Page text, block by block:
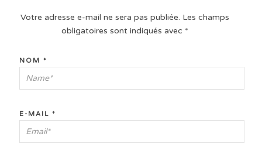
Votre adresse e-mail ne sera pas publiée. Les champs
obligatoires sont indiqués avec *
NOM *
E-MAIL *